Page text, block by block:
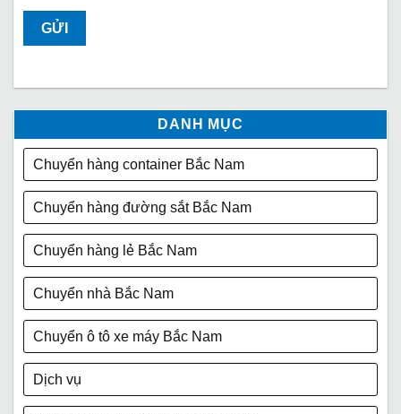
DANH MỤC
Chuyển hàng container Bắc Nam
Chuyển hàng đường sắt Bắc Nam
Chuyển hàng lẻ Bắc Nam
Chuyển nhà Bắc Nam
Chuyển ô tô xe máy Bắc Nam
Dịch vụ